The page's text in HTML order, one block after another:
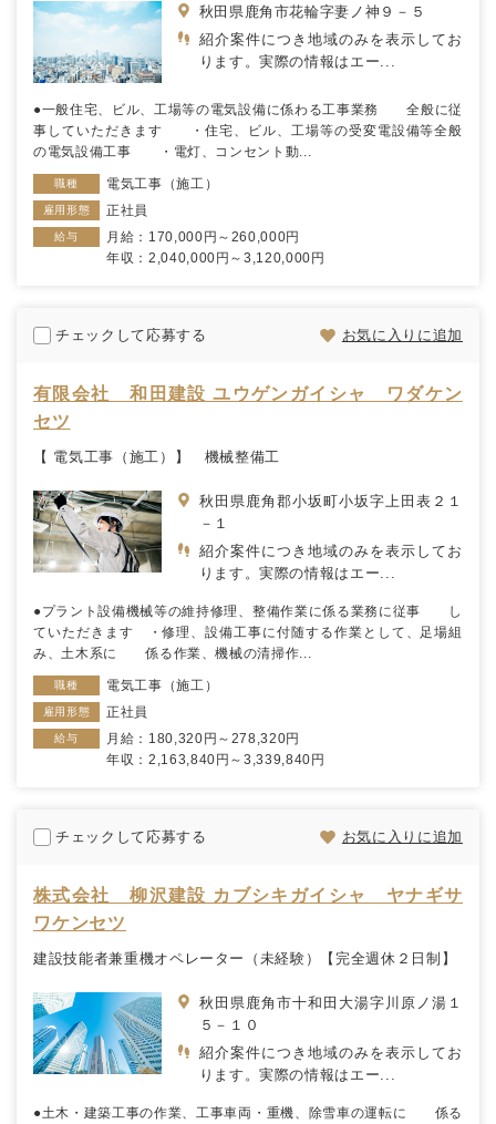
秋田県鹿角市花輪字妻ノ神９－５
紹介案件につき地域のみを表示してお
ります。実際の情報はエー...
●一般住宅、ビル、工場等の電気設備に係わる工事業務 全般に従
事していただきます ・住宅、ビル、工場等の受変電設備等全般
の電気設備工事 ・電灯、コンセント動...
職種 電気工事（施工）
雇用形態 正社員
給与
月給：170,000円～260,000円
年収：2,040,000円～3,120,000円
チェックして応募する お気に入りに追加
有限会社 和田建設 ユウゲンガイシャ ワダケン
セツ
【 電気工事（施工）】 機械整備工
秋田県鹿角郡小坂町小坂字上田表２１
－１
紹介案件につき地域のみを表示してお
ります。実際の情報はエー...
●プラント設備機械等の維持修理、整備作業に係る業務に従事 し
ていただきます ・修理、設備工事に付随する作業として、足場組
み、土木系に 係る作業、機械の清掃作...
職種 電気工事（施工）
雇用形態 正社員
給与
月給：180,320円～278,320円
年収：2,163,840円～3,339,840円
チェックして応募する お気に入りに追加
株式会社 柳沢建設 カブシキガイシャ ヤナギサ
ワケンセツ
建設技能者兼重機オペレーター（未経験）【完全週休２日制】
秋田県鹿角市十和田大湯字川原ノ湯１
５－１０
紹介案件につき地域のみを表示してお
ります。実際の情報はエー...
●土木・建築工事の作業、工事車両・重機、除雪車の運転に 係る